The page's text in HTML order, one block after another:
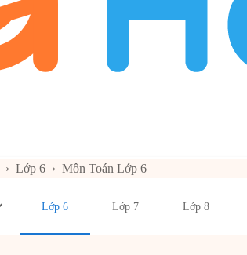
› Lớp 6 › Môn Toán Lớp 6
Lớp 6 Lớp 7 Lớp 8